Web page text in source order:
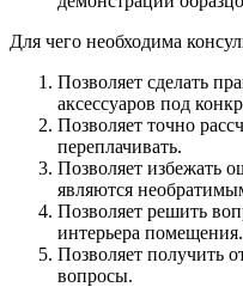
Для чего необходима
Позволяет сделать
аксессуаров под
Позволяет точно
переплачивать.
Позволяет избежать
являются
Позволяет решить
интерьера помещения.
Позволяет получить
вопросы.